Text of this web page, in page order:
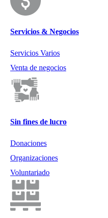
Servicios & Negocios
Servicios Varios
Venta de negocios
Sin fines de lucro
Donaciones
Organizaciones
Voluntariado